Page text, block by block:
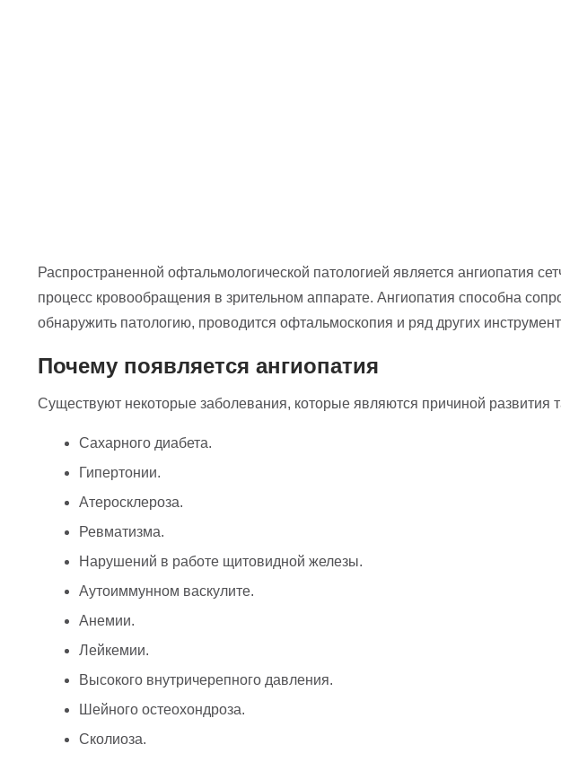
Распространенной офтальмологической патологией является ангиопатия
процесс кровообращения в зрительном аппарате. Ангиопатия способна
обнаружить патологию, проводится офтальмоскопия и ряд других
Почему появляется ангиопатия
Существуют некоторые заболевания, которые являются причиной развития
Сахарного диабета.
Гипертонии.
Атеросклероза.
Ревматизма.
Нарушений в работе щитовидной железы.
Аутоиммунном васкулите.
Анемии.
Лейкемии.
Высокого внутричерепного давления.
Шейного остеохондроза.
Сколиоза.